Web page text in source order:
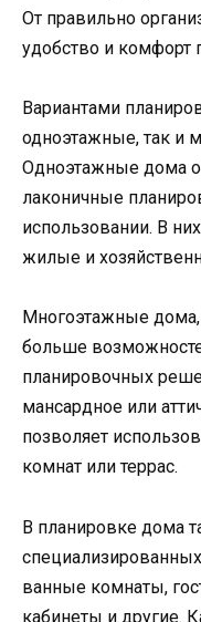
От правильно
удобство и комфорт
Вариантами
одноэтажные, так и
Одноэтажные дома
лаконичные
использовании. В
жилые и
Многоэтажные
больше
планировочных
мансардное или
позволяет
комнат или террас.
В планировке дома
ванные комнаты,
кабинеты и другие.